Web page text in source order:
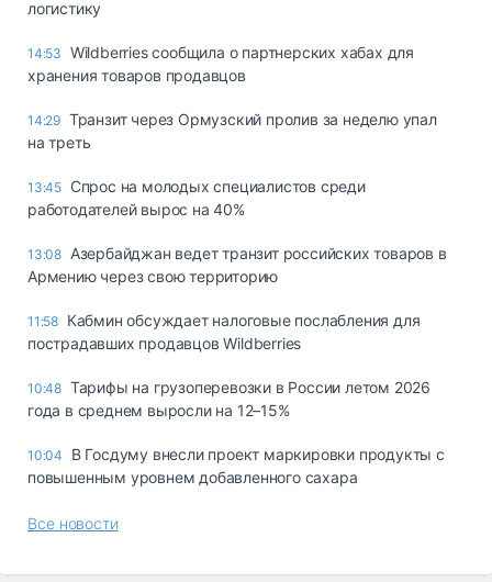
логистику
14:53 Wildberries сообщила о партнерских хабах для
хранения товаров продавцов
14:29 Транзит через Ормузский пролив за неделю упал
на треть
13:45 Спрос на молодых специалистов среди
работодателей вырос на 40%
13:08 Азербайджан ведет транзит российских товаров в
Армению через свою территорию
11:58 Кабмин обсуждает налоговые послабления для
пострадавших продавцов Wildberries
10:48 Тарифы на грузоперевозки в России летом 2026
года в среднем выросли на 12–15%
10:04
В Госдуму внесли проект маркировки продукты с
повышенным уровнем добавленного сахара
Все новости